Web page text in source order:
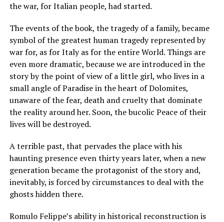
the war, for Italian people, had started.
The events of the book, the tragedy of a family, became
symbol of the greatest human tragedy represented by
war for, as for Italy as for the entire World. Things are
even more dramatic, because we are introduced in the
story by the point of view of a little girl, who lives in a
small angle of Paradise in the heart of Dolomites,
unaware of the fear, death and cruelty that dominate
the reality around her. Soon, the bucolic Peace of their
lives will be destroyed.
A terrible past, that pervades the place with his
haunting presence even thirty years later, when a new
generation became the protagonist of the story and,
inevitably, is forced by circumstances to deal with the
ghosts hidden there.
Romulo Felippe’s ability in historical reconstruction is